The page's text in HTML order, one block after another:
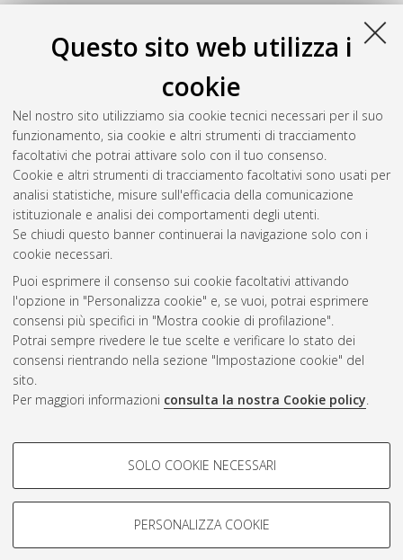
Questo sito web utilizza i
cookie
Nel nostro sito utilizziamo sia cookie tecnici necessari per il suo
funzionamento, sia cookie e altri strumenti di tracciamento
facoltativi che potrai attivare solo con il tuo consenso.
Cookie e altri strumenti di tracciamento facoltativi sono usati per
analisi statistiche, misure sull'efficacia della comunicazione
istituzionale e analisi dei comportamenti degli utenti.
Se chiudi questo banner continuerai la navigazione solo con i
cookie necessari.
Puoi esprimere il consenso sui cookie facoltativi attivando
l'opzione in "Personalizza cookie" e, se vuoi, potrai esprimere
consensi più specifici in "Mostra cookie di profilazione".
Potrai sempre rivedere le tue scelte e verificare lo stato dei
consensi rientrando nella sezione "Impostazione cookie" del
sito.
Per maggiori informazioni consulta la nostra Cookie policy.
COOKIE DI PROFILAZIONE -
Si tratta di cookie utilizzati per analizzare le caratteristiche della
navigazione degli utenti, creare profili in base al loro comportamento
SOLO COOKIE NECESSARI
PERSONALIZZA COOKIE
Genoni, Michele(2017)Progetto preliminare di un sistema di
propulsione a perossido di idrogeno per deorbiting di satelliti
CubeSat 3U.[Laurea], Università di Bologna, Corso di Studio in
controllo termico per nanosatellite.[Laurea], Università di
Bologna, Corso di Studio in Ingegneria aerospaziale [L-
DM270] - Forli', Documento ad accesso riservato.
Questa lista e' stata generata ilThu Aug 6 17:32:59 2026
CEST
Atom
Rss 1.0
Rss 2.0
AMS Laurea
Impostazioni Cookie
Informativa sulla privacy
Condizioni d’uso del sito